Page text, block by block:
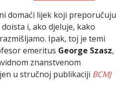
domaći lijek koji preporučuju
i, ako djeluje, kako
Ipak, toj je temi
emeritus George Szasz,
znanstvenom
u stručnoj publikaciji BCMJ